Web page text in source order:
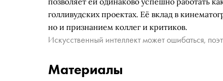
голливудских проектах. Её вклад в
но и признанием коллег и критиков.
Искусственный интеллект может ошибаться,
Материалы